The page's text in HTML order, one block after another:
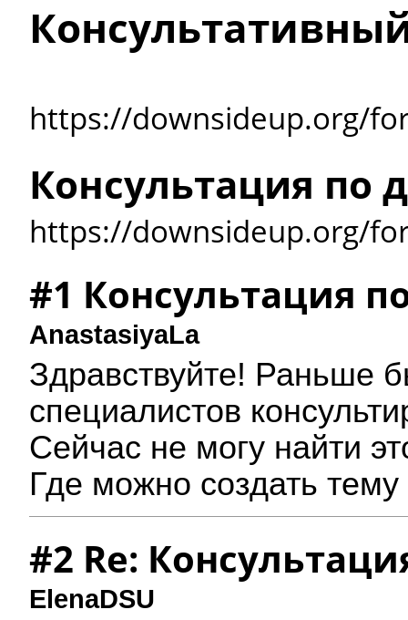
https://downsideup.org/
Консультация по
https://downsideup.org/
#1 Консультация
AnastasiyaLa
Здравствуйте! Раньше
специалистов
Сейчас не могу найти
Где можно создать тему
#2 Re:
ElenaDSU